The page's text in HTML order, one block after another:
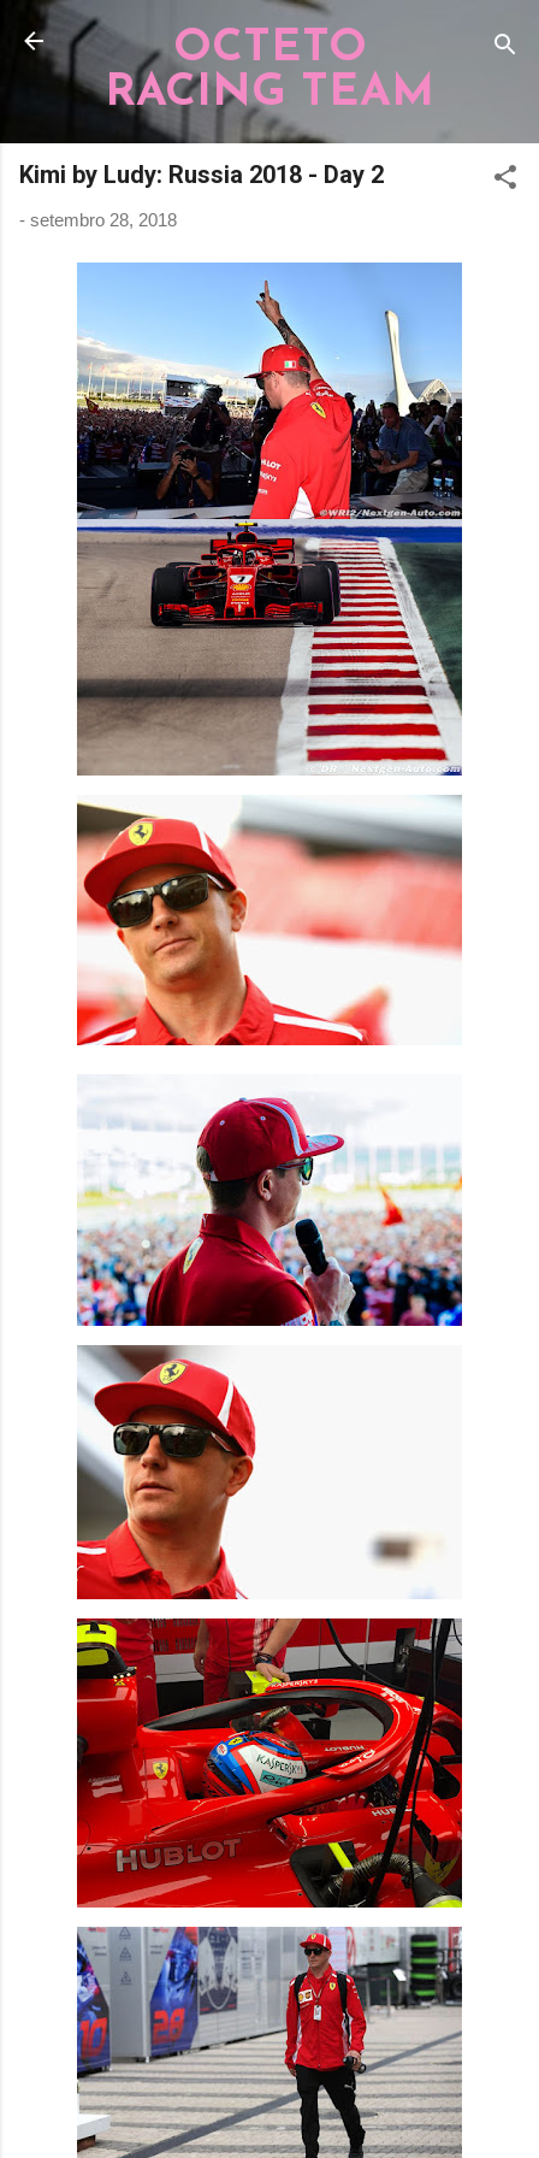
Pular para o conteúdo principal
OCTETO
RACING TEAM
Kimi by Ludy: Russia 2018 - Day 2
- setembro 28, 2018